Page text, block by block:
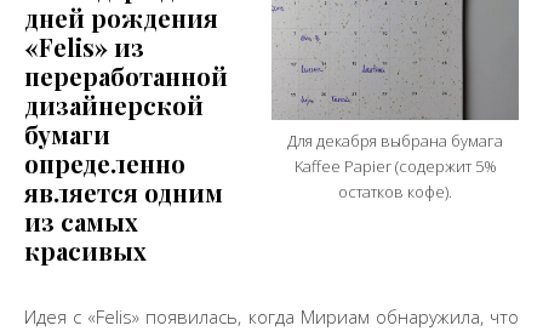
Для декабря выбрана бумага
Kaffee Papier (содержит 5%
остатков кофе).
дней рождения
«Felis» из
переработанной
дизайнерской
бумаги
определенно
является одним
из самых
красивых
Идея с «Felis» появилась, когда Мириам обнаружила, что